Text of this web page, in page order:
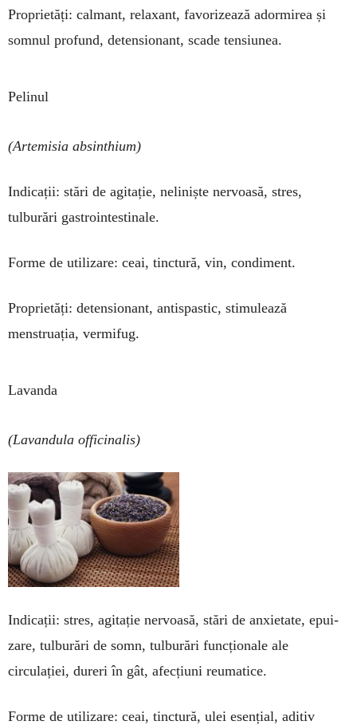
Proprietăți: calmant, relaxant, fa­vo­rizează adormirea și
somnul profund, detensionant, scade tensiunea.
Pelinul
(Artemisia absinthium)
Indicații: stări de agitație, neliniște nervoasă, stres,
tulburări gastroin­tes­tinale.
Forme de utilizare: ceai, tinctură, vin, condiment.
Proprietăți: detensionant, antispastic, stimulează
menstruația, ver­mifug.
Lavanda
(Lavandula officinalis)
Indicații: stres, a­gi­­tație nervoasă, stări de anxietate, epu­i­­
za­re, tulburări de somn, tulburări funcționale ale
circulației, dureri în gât, afecțiuni reu­matice.
Forme de utili­zare: ceai, tinctură, ulei esențial, aditiv